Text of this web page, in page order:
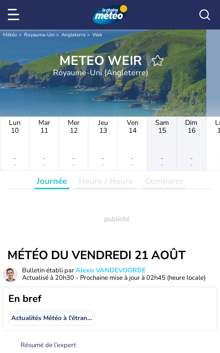
Météo Royaume-Uni Angleterre Weir
METEO WEIR
Royaume-Uni (Angleterre)
Lun
10
-
-
Mar
11
-
-
Mer
12
-
-
Jeu
13
-
-
Ven
14
-
-
Sam
15
-
-
Dim
16
-
-
Journée Heure / Heure Comparer
MÉTÉO DU VENDREDI 21 AOÛT
Bulletin établi parAlexis VANDEVOORDE
Actualisé à 20h30 - Prochaine mise à jour à 02h45 (heure locale)
En bref
Actualités Météo à l'étranger
Résumé de l’expert